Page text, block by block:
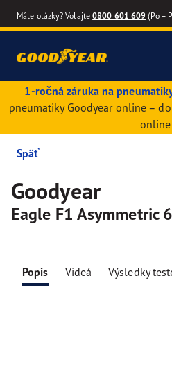
Máte otázky? Volajte0800 601 609 (Po –
1-ročná záruka na
pneumatiky Goodyear online –
online
Späť
Goodyear
Eagle F1 Asymmetric 6
Popis Videá Výsledky